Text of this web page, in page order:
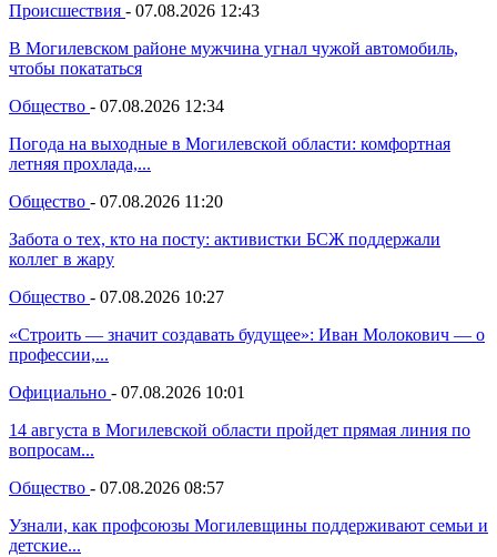
Происшествия - 07.08.2026 12:43
В Могилевском районе мужчина угнал чужой автомобиль,
чтобы покататься
Общество - 07.08.2026 12:34
Погода на выходные в Могилевской области: комфортная
летняя прохлада,...
Общество - 07.08.2026 11:20
Забота о тех, кто на посту: активистки БСЖ поддержали
коллег в жару
Общество - 07.08.2026 10:27
«Строить — значит создавать будущее»: Иван Молокович — о
профессии,...
Официально - 07.08.2026 10:01
14 августа в Могилевской области пройдет прямая линия по
вопросам...
Общество - 07.08.2026 08:57
Узнали, как профсоюзы Могилевщины поддерживают семьи и
детские...